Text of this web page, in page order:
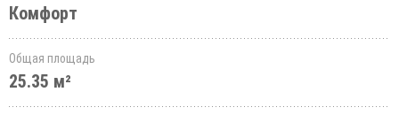
Комфорт
Общая площадь
25.35 м²